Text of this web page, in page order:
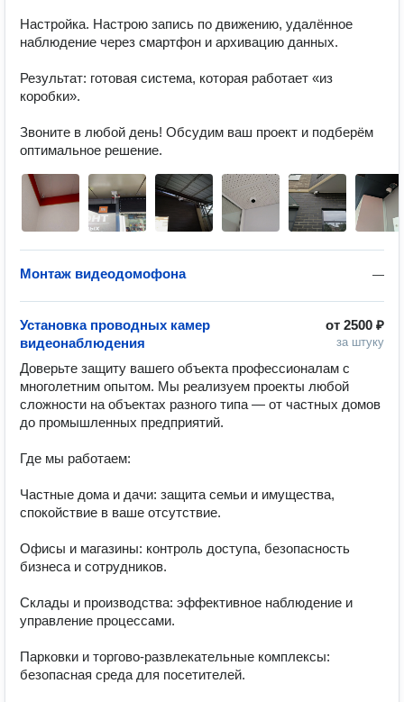
Настройка. Настрою запись по движению, удалённое
наблюдение через смартфон и архивацию данных.
Результат: готовая система, которая работает «из
коробки».
Звоните в любой день! Обсудим ваш проект и подберём
оптимальное решение.
—
Монтаж видеодомофона
от 2500 ₽
за штуку
Установка проводных камер
видеонаблюдения
Доверьте защиту вашего объекта профессионалам с
многолетним опытом. Мы реализуем проекты любой
сложности на объектах разного типа — от частных домов
до промышленных предприятий.
Где мы работаем:
Частные дома и дачи: защита семьи и имущества,
спокойствие в ваше отсутствие.
Офисы и магазины: контроль доступа, безопасность
бизнеса и сотрудников.
Склады и производства: эффективное наблюдение и
управление процессами.
Парковки и торгово‑развлекательные комплексы:
безопасная среда для посетителей.